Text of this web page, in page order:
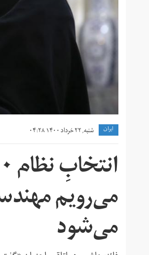
ايران شنبه, ۲۲ خرداد ۱۴۰۰ ۰۴:۲۸
می‌رویم
می‌شود